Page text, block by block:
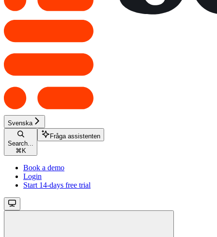
Svenska
Search...
⌘ K
Fråga assistenten
Book a demo
Login
Start 14-days free trial